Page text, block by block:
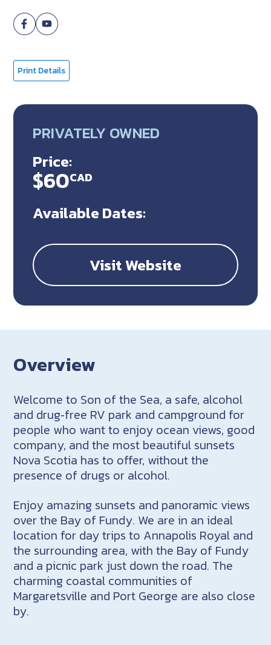
Print Details
PRIVATELY OWNED
Price:
$60CAD
Available Dates:
Visit Website
Overview
Welcome to Son of the Sea, a safe, alcohol
and drug‑free RV park and campground for
people who want to enjoy ocean views, good
company, and the most beautiful sunsets
Nova Scotia has to offer, without the
presence of drugs or alcohol.
Enjoy amazing sunsets and panoramic views
over the Bay of Fundy. We are in an ideal
location for day trips to Annapolis Royal and
the surrounding area, with the Bay of Fundy
and a picnic park just down the road. The
charming coastal communities of
Margaretsville and Port George are also close
by.